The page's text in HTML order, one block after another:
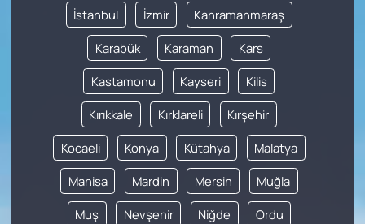
İstanbul İzmir Kahramanmaraş
Karabük Karaman Kars
Kastamonu Kayseri Kilis
Kırıkkale Kırklareli Kırşehir
Kocaeli Konya Kütahya Malatya
Manisa Mardin Mersin Muğla
Muş Nevşehir Niğde Ordu